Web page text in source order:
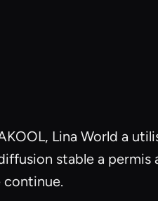
Lina World a
stable a permis
continue.